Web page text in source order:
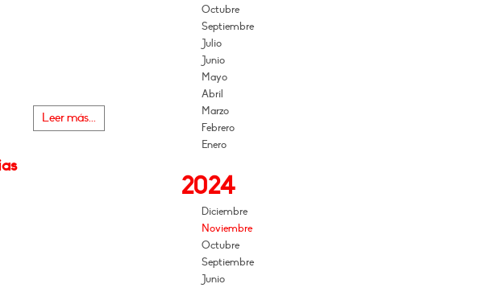
Leer más...
Octubre
Septiembre
Julio
Junio
Mayo
Abril
Marzo
Febrero
Enero
2024
Diciembre
Noviembre
Octubre
Septiembre
Junio